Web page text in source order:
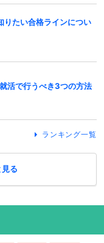
りたい合格ラインについ
活で行うべき3つの方法
ランキング一覧
る